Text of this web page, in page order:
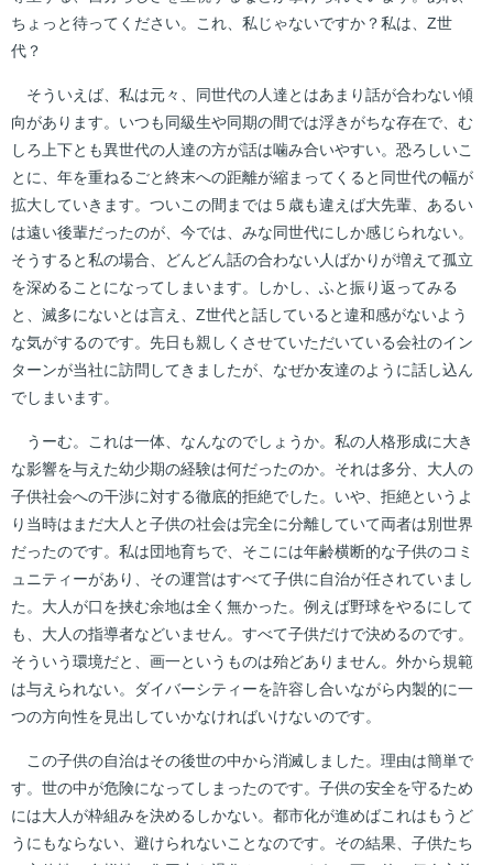
ちょっと待ってください。これ、私じゃないですか？私は、Z世
代？
そういえば、私は元々、同世代の人達とはあまり話が合わない傾
向があります。いつも同級生や同期の間では浮きがちな存在で、む
しろ上下とも異世代の人達の方が話は噛み合いやすい。恐ろしいこ
とに、年を重ねるごと終末への距離が縮まってくると同世代の幅が
拡大していきます。ついこの間までは５歳も違えば大先輩、あるい
は遠い後輩だったのが、今では、みな同世代にしか感じられない。
そうすると私の場合、どんどん話の合わない人ばかりが増えて孤立
を深めることになってしまいます。しかし、ふと振り返ってみる
と、滅多にないとは言え、Z世代と話していると違和感がないよう
な気がするのです。先日も親しくさせていただいている会社のイン
ターンが当社に訪問してきましたが、なぜか友達のように話し込ん
でしまいます。
うーむ。これは一体、なんなのでしょうか。私の人格形成に大き
な影響を与えた幼少期の経験は何だったのか。それは多分、大人の
子供社会への干渉に対する徹底的拒絶でした。いや、拒絶というよ
り当時はまだ大人と子供の社会は完全に分離していて両者は別世界
だったのです。私は団地育ちで、そこには年齢横断的な子供のコミ
ュニティーがあり、その運営はすべて子供に自治が任されていまし
た。大人が口を挟む余地は全く無かった。例えば野球をやるにして
も、大人の指導者などいません。すべて子供だけで決めるのです。
そういう環境だと、画一というものは殆どありません。外から規範
は与えられない。ダイバーシティーを許容し合いながら内製的に一
つの方向性を見出していかなければいけないのです。
この子供の自治はその後世の中から消滅しました。理由は簡単で
す。世の中が危険になってしまったのです。子供の安全を守るため
には大人が枠組みを決めるしかない。都市化が進めばこれはもうど
うにもならない、避けられないことなのです。その結果、子供たち